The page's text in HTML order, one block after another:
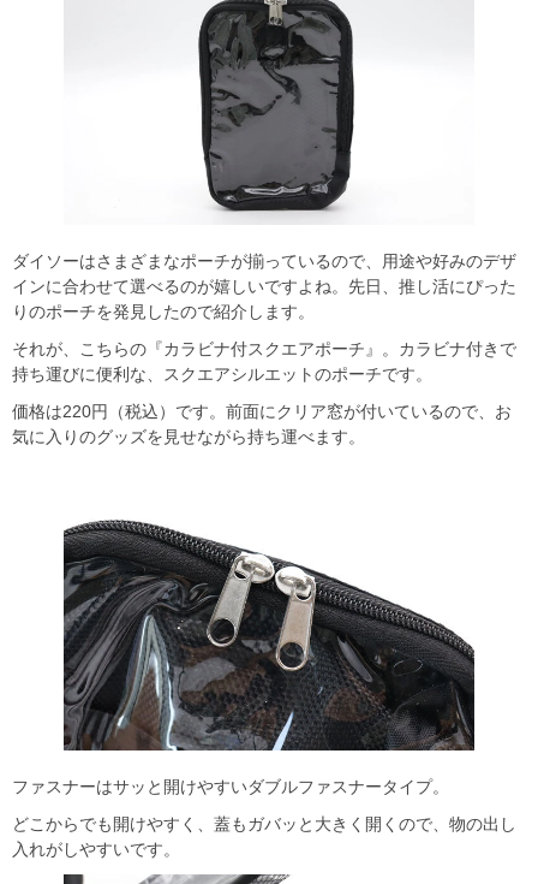
ダイソーはさまざまなポーチが揃っているので、用途や好みのデザ
インに合わせて選べるのが嬉しいですよね。先日、推し活にぴった
りのポーチを発見したので紹介します。
それが、こちらの『カラビナ付スクエアポーチ』。カラビナ付きで
持ち運びに便利な、スクエアシルエットのポーチです。
価格は220円（税込）です。前面にクリア窓が付いているので、お
気に入りのグッズを見せながら持ち運べます。
ファスナーはサッと開けやすいダブルファスナータイプ。
どこからでも開けやすく、蓋もガバッと大きく開くので、物の出し
入れがしやすいです。